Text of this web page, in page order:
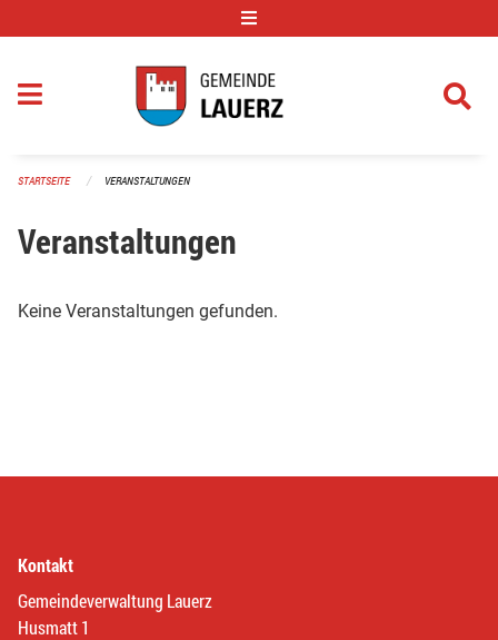
STARTSEITE VERANSTALTUNGEN
Veranstaltungen
Keine Veranstaltungen gefunden.
Kontakt
Gemeindeverwaltung Lauerz
Husmatt 1